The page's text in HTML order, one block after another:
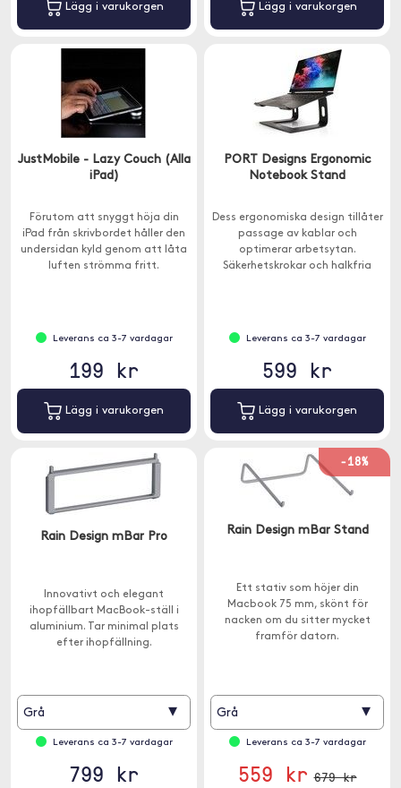
Lägg i varukorgen Lägg i varukorgen
JustMobile - Lazy Couch (Alla
iPad)
Förutom att snyggt höja din
iPad från skrivbordet håller den
undersidan kyld genom att låta
luften strömma fritt.
Leverans ca 3-7 vardagar
199 kr
Lägg i varukorgen
PORT Designs Ergonomic
Notebook Stand
Dess ergonomiska design tillåter
passage av kablar och
optimerar arbetsytan.
Säkerhetskrokar och halkfria
Leverans ca 3-7 vardagar
599 kr
Lägg i varukorgen
Rain Design mBar Pro
Innovativt och elegant
ihopfällbart MacBook-ställ i
aluminium. Tar minimal plats
efter ihopfällning.
Grå ▾
Leverans ca 3-7 vardagar
799 kr
-18%
Rain Design mBar Stand
Ett stativ som höjer din
Macbook 75 mm, skönt för
nacken om du sitter mycket
framför datorn.
Grå ▾
Leverans ca 3-7 vardagar
559 kr 679 kr